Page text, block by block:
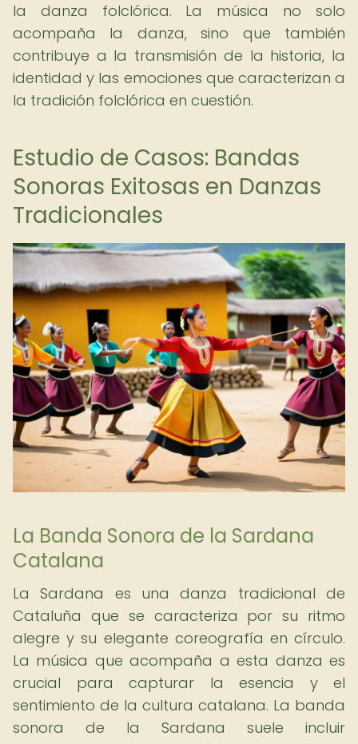
la danza folclórica. La música no solo
acompaña la danza, sino que también
contribuye a la transmisión de la historia, la
identidad y las emociones que caracterizan a
la tradición folclórica en cuestión.
Estudio de Casos: Bandas
Sonoras Exitosas en Danzas
Tradicionales
La Banda Sonora de la Sardana
Catalana
La Sardana es una danza tradicional de
Cataluña que se caracteriza por su ritmo
alegre y su elegante coreografía en círculo.
La música que acompaña a esta danza es
crucial para capturar la esencia y el
sentimiento de la cultura catalana. La banda
sonora de la Sardana suele incluir